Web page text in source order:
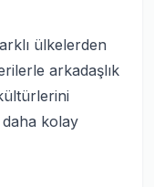
ülkelerden
arkadaşlık
daha kolay